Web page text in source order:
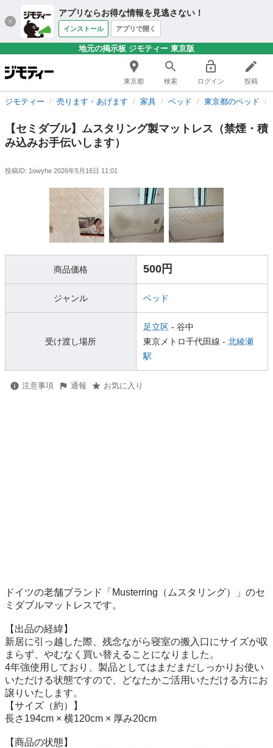
アプリならお得な情報を見逃さない！
インストール アプリで開く
地元の掲示板 ジモティー 東京版
東京都 検索 ログイン 投稿
ジモティー 売ります・あげます 家具 ベッド 東京都のベッド
【セミダブル】ムスタリング製マットレス（禁煙・積
み込みお手伝いします）
投稿ID: 1owyhe 2026年5月16日 11:01
商品価格 500円
ジャンル ベッド
受け渡し場所
足立区 - 谷中
東京メトロ千代田線 - 北綾瀬
駅
注意事項 通報 お気に入り
ドイツの老舗ブランド「Musterring（ムスタリング）」のセ
ミダブルマットレスです。
【出品の経緯】
新居に引っ越した際、残念ながら寝室の搬入口にサイズが収
まらず、やむなく買い替えることになりました。
4年強使用しており、製品としてはまだまだしっかりお使い
いただける状態ですので、どなたかご活用いただける方にお
譲りいたします。
【サイズ（約）】
長さ194cm × 横120cm × 厚み20cm
【商品の状態】